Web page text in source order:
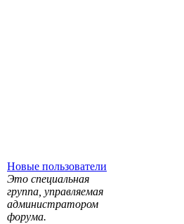
Новые пользователи
Это специальная
группа, управляемая
администратором
форума.